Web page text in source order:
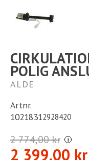
POLIG
ALDE
Artnr.
10218312928420
2 774,00 kr i
2 399,00 kr